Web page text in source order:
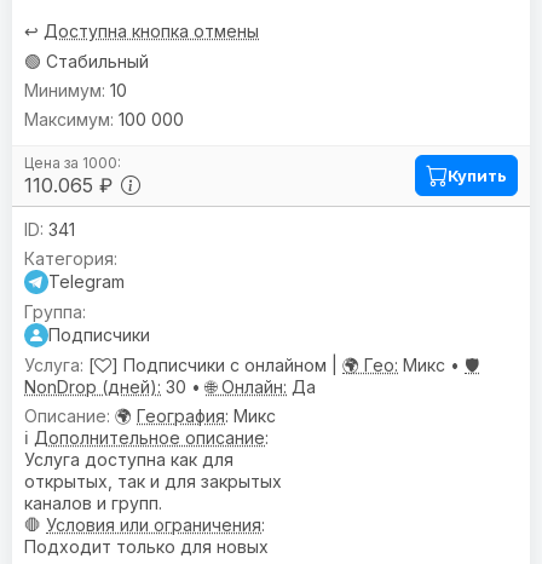
↩️ Доступна кнопка отмены
🟢 Стабильный
110.065 ₽
10
100 000
Купить
341
Telegram
Подписчики
[
] Подписчики с онлайном | 🌍 Гео: Микс • 🛡️
NonDrop (дней): 30 •🌐 Онлайн: Да
🌍 География: Микс
ℹ️ Дополнительное описание:
Услуга доступна как для
открытых, так и для закрытых
каналов и групп.
🛑 Условия или ограничения:
Подходит только для новых